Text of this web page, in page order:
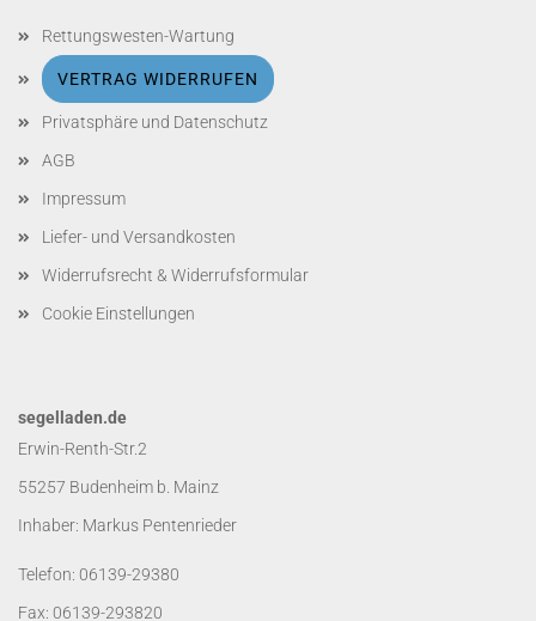
Rettungswesten-Wartung
VERTRAG WIDERRUFEN
Privatsphäre und Datenschutz
AGB
Impressum
Liefer- und Versandkosten
Widerrufsrecht & Widerrufsformular
Cookie Einstellungen
segelladen.de
Erwin-Renth-Str.2
55257 Budenheim b. Mainz
Inhaber: Markus Pentenrieder
Telefon: 06139-29380
Fax: 06139-293820